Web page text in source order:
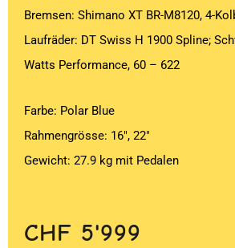
Bremsen: Shimano XT BR-M8120, 4-
Laufräder: DT Swiss H 1900 Spline;
Watts Performance, 60 – 622
Farbe: Polar Blue
Rahmengrösse: 16″, 22″
Gewicht: 27.9 kg mit Pedalen
CHF 5'999